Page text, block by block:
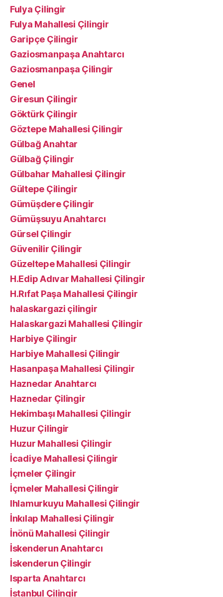
Fulya Çilingir
Fulya Mahallesi Çilingir
Garipçe Çilingir
Gaziosmanpaşa Anahtarcı
Gaziosmanpaşa Çilingir
Genel
Giresun Çilingir
Göktürk Çilingir
Göztepe Mahallesi Çilingir
Gülbağ Anahtar
Gülbağ Çilingir
Gülbahar Mahallesi Çilingir
Gültepe Çilingir
Gümüşdere Çilingir
Gümüşsuyu Anahtarcı
Gürsel Çilingir
Güvenilir Çilingir
Güzeltepe Mahallesi Çilingir
H.Edip Adıvar Mahallesi Çilingir
H.Rıfat Paşa Mahallesi Çilingir
halaskargazi çilingir
Halaskargazi Mahallesi Çilingir
Harbiye Çilingir
Harbiye Mahallesi Çilingir
Hasanpaşa Mahallesi Çilingir
Haznedar Anahtarcı
Haznedar Çilingir
Hekimbaşı Mahallesi Çilingir
Huzur Çilingir
Huzur Mahallesi Çilingir
İcadiye Mahallesi Çilingir
İçmeler Çilingir
İçmeler Mahallesi Çilingir
Ihlamurkuyu Mahallesi Çilingir
İnkılap Mahallesi Çilingir
İnönü Mahallesi Çilingir
İskenderun Anahtarcı
İskenderun Çilingir
Isparta Anahtarcı
İstanbul Çilingir